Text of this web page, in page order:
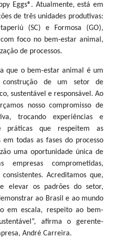
Eggs®. Atualmente, está em
de três unidades produtivas:
(SC) e Formosa (GO),
foco no bem-estar animal,
de processos.
que o bem-estar animal é um
de um setor de
sustentável e responsável. Ao
nosso compromisso de
trocando experiências e
práticas que respeitem as
em todas as fases do processo
uma oportunidade única de
comprometidas,
Acreditamos que,
elevar os padrões do setor,
ao Brasil e ao mundo
em escala, respeito ao bem-
afirma o gerente-
André Carreira.